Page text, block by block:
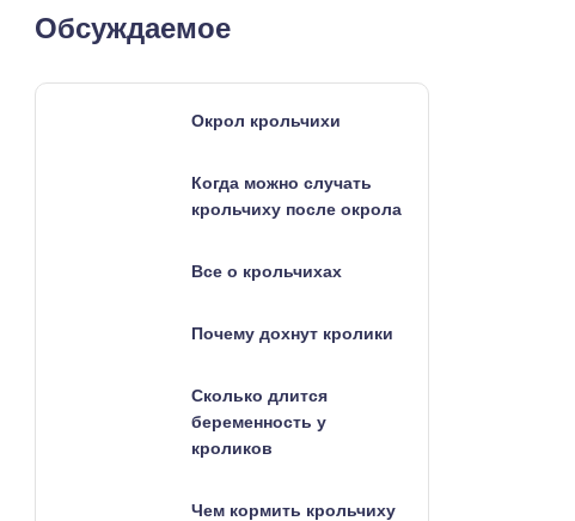
Обсуждаемое
Окрол крольчихи
Когда можно случать
крольчиху после окрола
Все о крольчихах
Почему дохнут кролики
Сколько длится
беременность у
кроликов
Чем кормить крольчиху